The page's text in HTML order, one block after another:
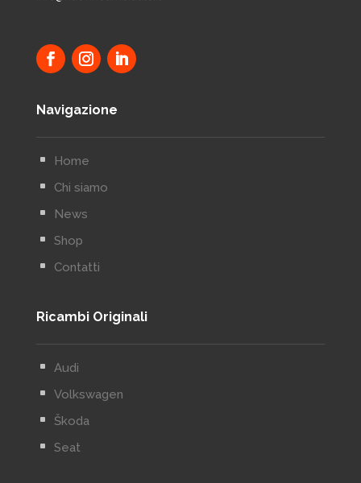
Navigazione
^ Home
^ Chi siamo
^ News
^ Shop
^ Contatti
Ricambi Originali
^ Audi
^ Volkswagen
^ Škoda
^ Seat